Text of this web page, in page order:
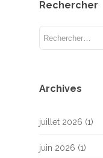
Rechercher
Archives
juillet 2026 (1)
juin 2026 (1)